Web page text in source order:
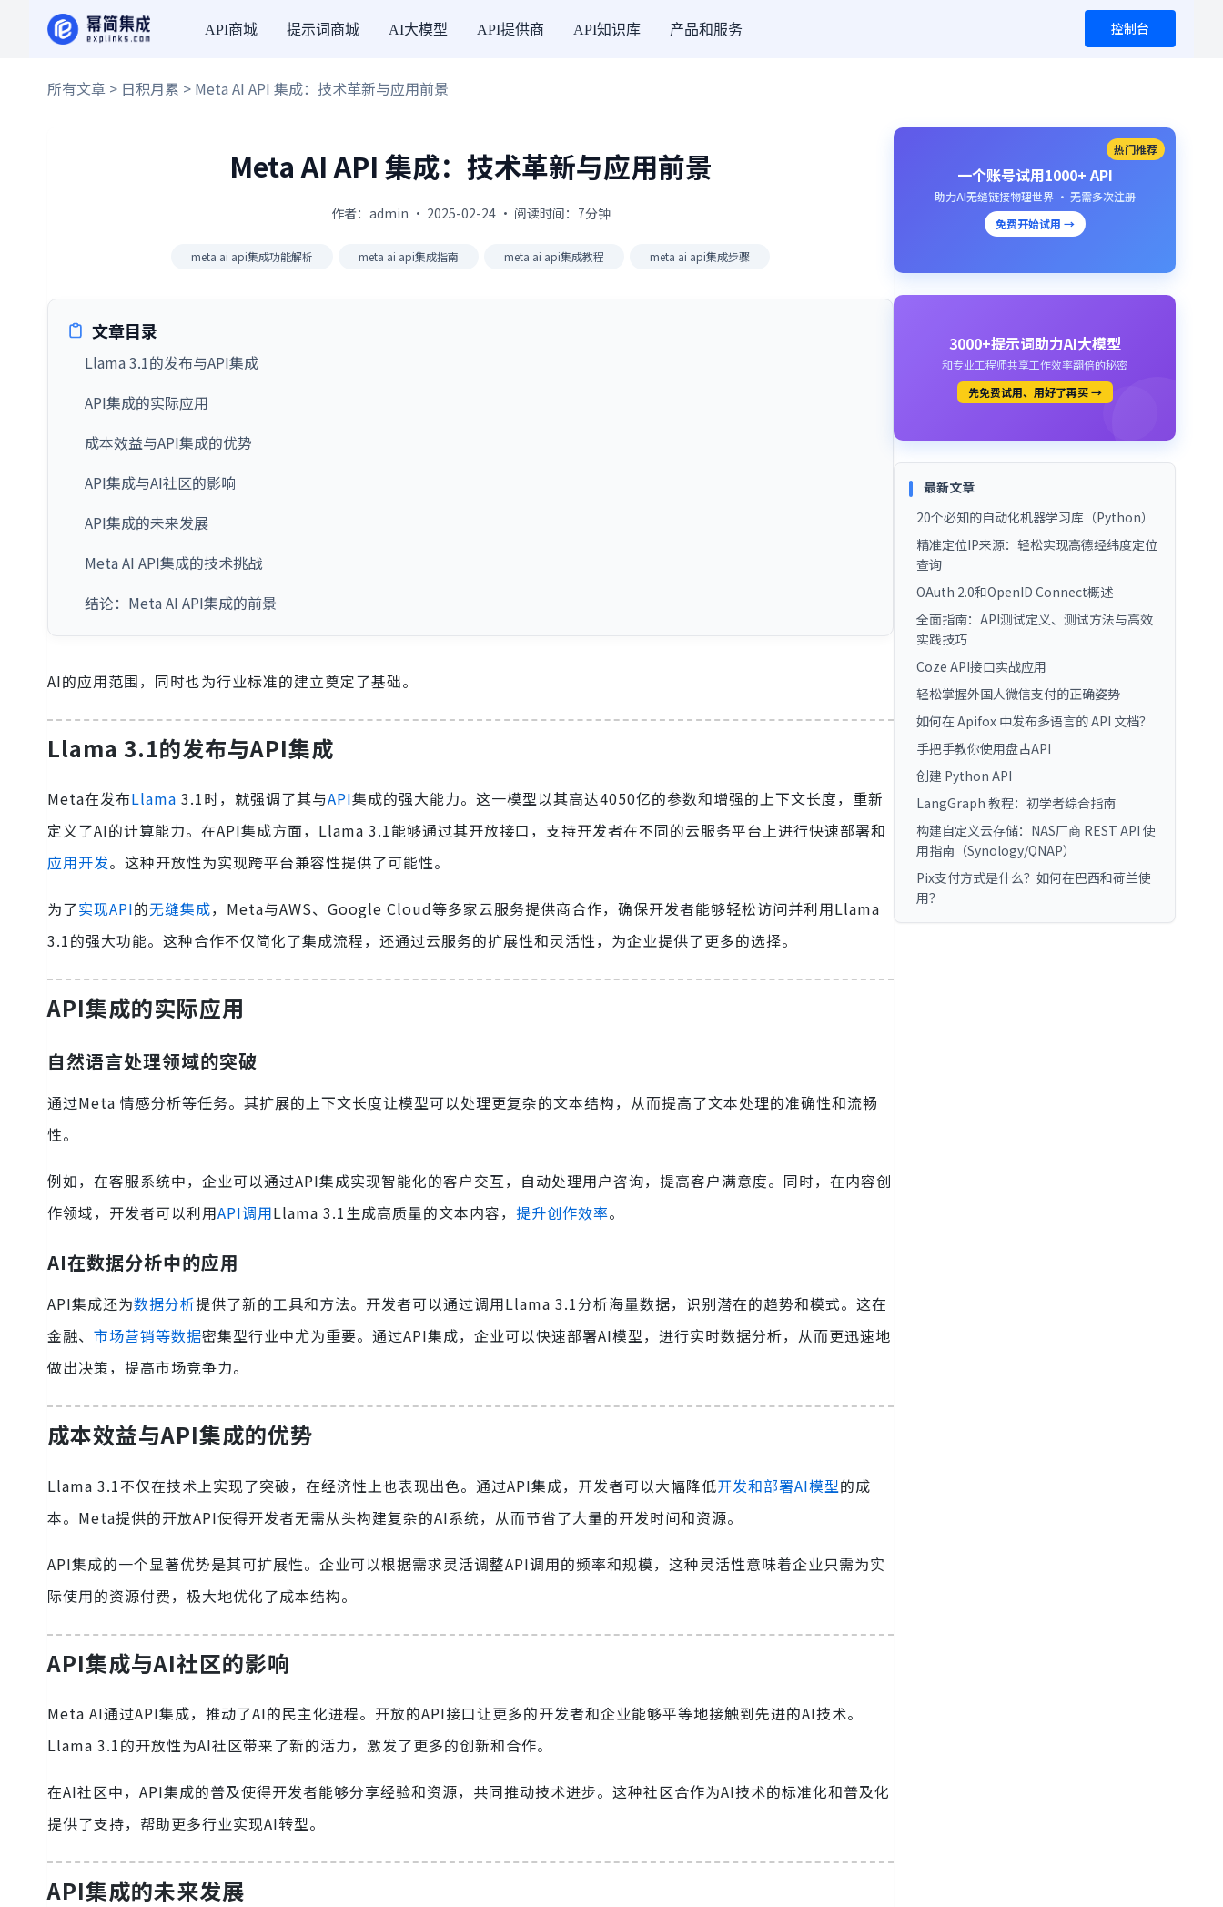
API商城 提示词商城 AI大模型 API提供商 API知识库 产品和服务 控制台
所有文章 > 日积月累 > Meta AI API 集成：技术革新与应用前景
Meta AI API 集成：技术革新与应用前景
作者：admin · 2025-02-24 · 阅读时间：7分钟
meta ai api集成功能解析 meta ai api集成指南 meta ai api集成教程 meta ai api集成步骤
文章目录
Llama 3.1的发布与API集成
API集成的实际应用
成本效益与API集成的优势
API集成与AI社区的影响
API集成的未来发展
Meta AI API集成的技术挑战
结论：Meta AI API集成的前景
AI的应用范围，同时也为行业标准的建立奠定了基础。
Llama 3.1的发布与API集成
Meta在发布Llama 3.1时，就强调了其与API集成的强大能力。这一模型以其高达4050亿的参数和增强的上下文长度，重新
定义了AI的计算能力。在API集成方面，Llama 3.1能够通过其开放接口，支持开发者在不同的云服务平台上进行快速部署和
应用开发。这种开放性为实现跨平台兼容性提供了可能性。
为了实现API的无缝集成，Meta与AWS、Google Cloud等多家云服务提供商合作，确保开发者能够轻松访问并利用Llama
3.1的强大功能。这种合作不仅简化了集成流程，还通过云服务的扩展性和灵活性，为企业提供了更多的选择。
API集成的实际应用
自然语言处理领域的突破
通过Meta 情感分析等任务。其扩展的上下文长度让模型可以处理更复杂的文本结构，从而提高了文本处理的准确性和流畅
性。
例如，在客服系统中，企业可以通过API集成实现智能化的客户交互，自动处理用户咨询，提高客户满意度。同时，在内容创
作领域，开发者可以利用API调用Llama 3.1生成高质量的文本内容， 提升创作效率。
AI在数据分析中的应用
API集成还为数据分析提供了新的工具和方法。开发者可以通过调用Llama 3.1分析海量数据，识别潜在的趋势和模式。这在
金融、 市场营销等数据密集型行业中尤为重要。通过API集成，企业可以快速部署AI模型，进行实时数据分析，从而更迅速地
做出决策，提高市场竞争力。
成本效益与API集成的优势
Llama 3.1不仅在技术上实现了突破，在经济性上也表现出色。通过API集成，开发者可以大幅降低开发和部署AI模型的成
本。Meta提供的开放API使得开发者无需从头构建复杂的AI系统，从而节省了大量的开发时间和资源。
API集成的一个显著优势是其可扩展性。企业可以根据需求灵活调整API调用的频率和规模，这种灵活性意味着企业只需为实
际使用的资源付费，极大地优化了成本结构。
API集成与AI社区的影响
Meta AI通过API集成，推动了AI的民主化进程。开放的API接口让更多的开发者和企业能够平等地接触到先进的AI技术。
Llama 3.1的开放性为AI社区带来了新的活力，激发了更多的创新和合作。
在AI社区中，API集成的普及使得开发者能够分享经验和资源，共同推动技术进步。这种社区合作为AI技术的标准化和普及化
提供了支持，帮助更多行业实现AI转型。
API集成的未来发展
热门推荐
一个账号试用1000+ API
助力AI无缝链接物理世界 · 无需多次注册
免费开始试用 →
3000+提示词助力AI大模型
和专业工程师共享工作效率翻倍的秘密
先免费试用、用好了再买 →
最新文章
20个必知的自动化机器学习库（Python）
精准定位IP来源：轻松实现高德经纬度定位
查询
OAuth 2.0和OpenID Connect概述
全面指南：API测试定义、测试方法与高效
实践技巧
Coze API接口实战应用
轻松掌握外国人微信支付的正确姿势
如何在 Apifox 中发布多语言的 API 文档？
手把手教你使用盘古API
创建 Python API
LangGraph 教程：初学者综合指南
构建自定义云存储：NAS厂商 REST API 使
用指南（Synology/QNAP）
Pix支付方式是什么？如何在巴西和荷兰使
用？